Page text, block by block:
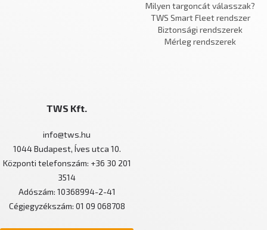
Milyen targoncát válasszak?
TWS Smart Fleet rendszer
Biztonsági rendszerek
Mérleg rendszerek
TWS Kft.
info@tws.hu
1044 Budapest, Íves utca 10.
Központi telefonszám: +36 30 201
3514
Adószám: 10368994-2-41
Cégjegyzékszám: 01 09 068708